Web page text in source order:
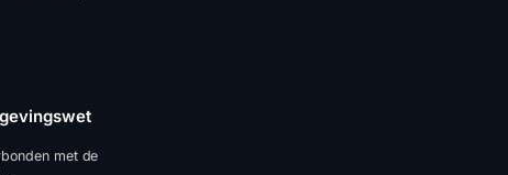
met de